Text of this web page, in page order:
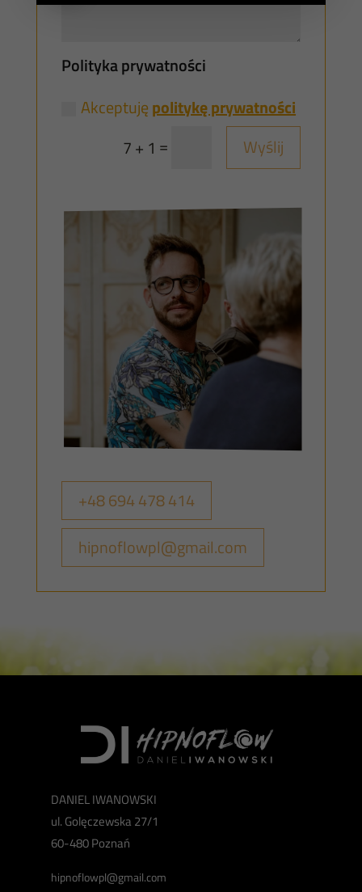
Polityka prywatności
Akceptujępolitykę prywatności
7 + 1 = Wyślij
+48 694 478 414
hipnoflowpl@gmail.com
DANIEL IWANOWSKI
ul. Golęczewska 27/1
60-480 Poznań
hipnoflowpl@gmail.com